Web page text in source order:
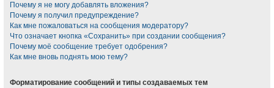
Почему я не могу добавлять вложения?
Почему я получил предупреждение?
Как мне пожаловаться на сообщения модератору?
Что означает кнопка «Сохранить» при создании сообщения?
Почему моё сообщение требует одобрения?
Как мне вновь поднять мою тему?
Форматирование сообщений и типы создаваемых тем